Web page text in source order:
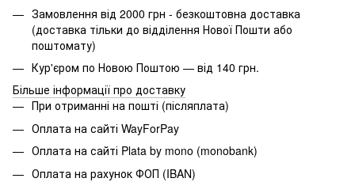
Замовлення від 2000 грн - безкоштовна доставка
(доставка тільки до відділення Нової Пошти або
поштомату)
Кур'єром по Новою Поштою — від 140 грн.
Більше інформації про доставку
При отриманні на пошті (післяплата)
Оплата на сайті WayForPay
Оплата на сайті Plata by mono (monobank)
Оплата на рахунок ФОП (IBAN)